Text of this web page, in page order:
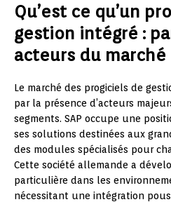
Qu’est ce qu’un
gestion intégré :
acteurs du marché
Le marché des progiciels de
par la présence d’acteurs
segments. SAP occupe une
ses solutions destinées aux
des modules spécialisés pour
Cette société allemande a
particulière dans les
nécessitant une intégration